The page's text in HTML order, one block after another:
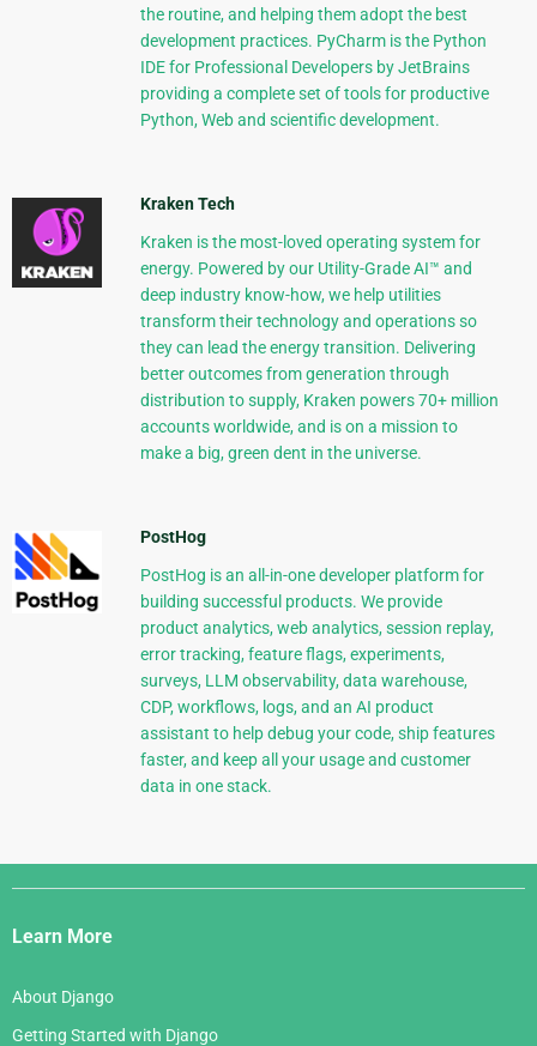
the routine, and helping them adopt the best
development practices. PyCharm is the Python
IDE for Professional Developers by JetBrains
providing a complete set of tools for productive
Python, Web and scientific development.
Kraken Tech
Kraken is the most-loved operating system for
energy. Powered by our Utility-Grade AI™ and
deep industry know-how, we help utilities
transform their technology and operations so
they can lead the energy transition. Delivering
better outcomes from generation through
distribution to supply, Kraken powers 70+ million
accounts worldwide, and is on a mission to
make a big, green dent in the universe.
PostHog
PostHog is an all-in-one developer platform for
building successful products. We provide
product analytics, web analytics, session replay,
error tracking, feature flags, experiments,
surveys, LLM observability, data warehouse,
CDP, workflows, logs, and an AI product
assistant to help debug your code, ship features
faster, and keep all your usage and customer
data in one stack.
Django
Links
Learn More
About Django
Getting Started with Django